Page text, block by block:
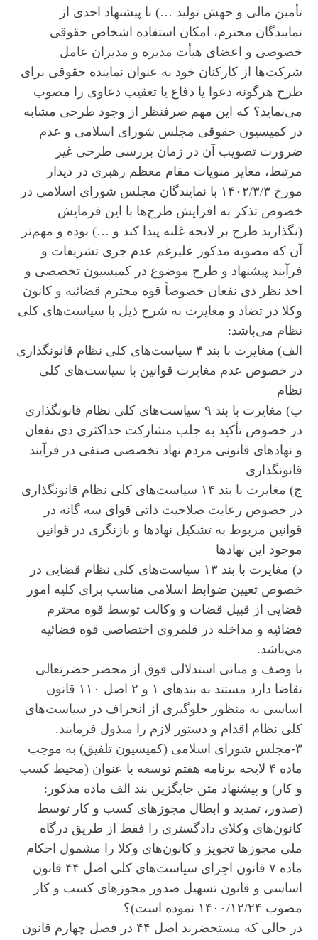
تأمین مالی و جهش تولید …) با پیشنهاد احدی از
نمایندگان محترم، امکان استفاده اشخاص حقوقی
خصوصی و اعضای هیأت مدیره و مدیران عامل
شرکت‌ها از کارکنان خود به عنوان نماینده حقوقی برای
طرح هرگونه دعوا یا دفاع یا تعقیب دعاوی را مصوب
می‌نماید؟ که این مهم صرفنظر از وجود طرحی مشابه
در کمیسیون حقوقی مجلس شورای اسلامی و عدم
ضرورت تصویب آن در زمان بررسی طرحی غیر
مرتبط، مغایر منویات مقام معظم رهبری در دیدار
مورخ ۱۴۰۲/۳/۳ با نمایندگان مجلس شورای اسلامی در
خصوص تذکر به افزایش طرح‌ها با این فرمایش
(نگذارید طرح بر لایحه غلبه پیدا کند و …) بوده و مهم‌تر
آن که مصوبه مذکور علیرغم عدم جری تشریفات و
فرآیند پیشنهاد و طرح موضوع در کمیسیون تخصصی و
اخذ نظر ذی نفعان خصوصاً قوه محترم قضائیه و کانون
وکلا در تضاد و مغایرت به شرح ذیل با سیاست‌های کلی
نظام می‌باشد:
الف) مغایرت با بند ۴ سیاست‌های کلی نظام قانونگذاری
در خصوص عدم مغایرت قوانین با سیاست‌های کلی
نظام
ب) مغایرت با بند ۹ سیاست‌های کلی نظام قانونگذاری
در خصوص تأکید به جلب مشارکت حداکثری ذی نفعان
و نهاد‌های قانونی مردم نهاد تخصصی صنفی در فرآیند
قانونگذاری
ج) مغایرت با بند ۱۴ سیاست‌های کلی نظام قانونگذاری
در خصوص رعایت صلاحیت ذاتی قوای سه گانه در
قوانین مربوط به تشکیل نهاد‌ها و بازنگری در قوانین
موجود این نهاد‌ها
د) مغایرت با بند ۱۳ سیاست‌های کلی نظام قضایی در
خصوص تعیین ضوابط اسلامی مناسب برای کلیه امور
قضایی از قبیل قضات و وکالت توسط قوه محترم
قضائیه و مداخله در قلمروی اختصاصی قوه قضائیه
می‌باشد.
با وصف و مبانی استدلالی فوق از محضر حضرتعالی
تقاضا دارد مستند به بند‌های ۱ و ۲ اصل ۱۱۰ قانون
اساسی به منظور جلوگیری از انحراف در سیاست‌های
کلی نظام اقدام و دستور لازم را مبذول فرمایند.
۳-مجلس شورای اسلامی (کمیسیون تلفیق) به موجب
ماده ۴ لایحه برنامه هفتم توسعه با عنوان (محیط کسب
و کار) و پیشنهاد متن جایگزین بند الف ماده مذکور:
(صدور، تمدید و ابطال مجوز‌های کسب و کار توسط
کانون‌های وکلای دادگستری را فقط از طریق درگاه
ملی مجوز‌ها تجویز و کانون‌های وکلا را مشمول احکام
ماده ۷ قانون اجرای سیاست‌های کلی اصل ۴۴ قانون
اساسی و قانون تسهیل صدور مجوز‌های کسب و کار
مصوب ۱۴۰۰/۱۲/۲۴ نموده است)؟
در حالی که مستحضرند اصل ۴۴ در فصل چهارم قانون